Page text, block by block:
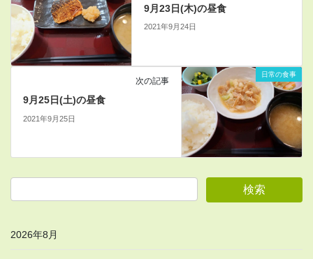
9月23日(木)の昼食
2021年9月24日
日常の食事
次の記事
9月25日(土)の昼食
2021年9月25日
2026年8月